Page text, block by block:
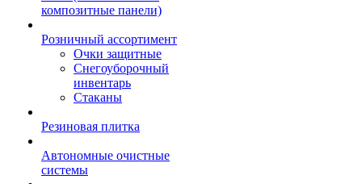
композитные панели)
Розничный ассортимент
Очки защитные
Снегоуборочный
инвентарь
Стаканы
Резиновая плитка
Автономные очистные
системы